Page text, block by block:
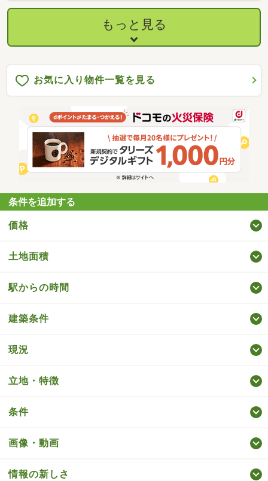
もっと見る
お気に入り物件一覧を見る
条件を追加する
価格
土地面積
駅からの時間
建築条件
現況
立地・特徴
条件
画像・動画
情報の新しさ